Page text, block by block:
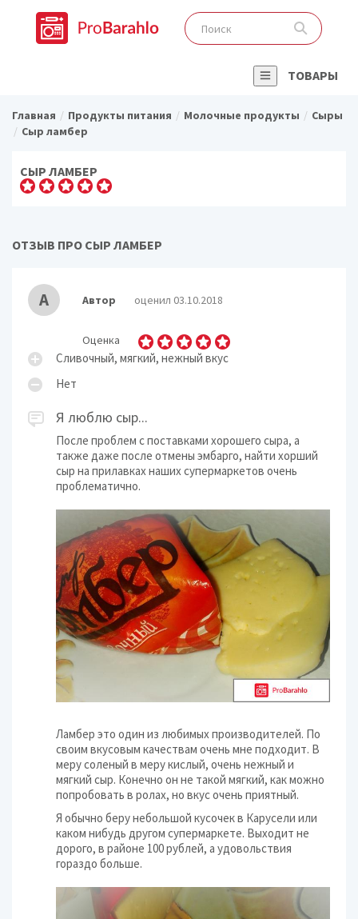
ТОВАРЫ
Главная Продукты питания Молочные продукты
Сыры
Сыр ламбер
СЫР ЛАМБЕР
ОТЗЫВ ПРО СЫР ЛАМБЕР
А Автор оценил 03.10.2018
Оценка
Сливочный, мягкий, нежный вкус
Нет
Я люблю сыр...
После проблем с поставками хорошего сыра, а
также даже после отмены эмбарго, найти хорший
сыр на прилавках наших супермаркетов очень
проблематично.
Ламбер это один из любимых производителей. По
своим вкусовым качествам очень мне подходит. В
меру соленый в меру кислый, очень нежный и
мягкий сыр. Конечно он не такой мягкий, как можно
попробовать в ролах, но вкус очень приятный.
Я обычно беру небольшой кусочек в Карусели или
каком нибудь другом супермаркете. Выходит не
дорого, в районе 100 рублей, а удовольствия
гораздо больше.